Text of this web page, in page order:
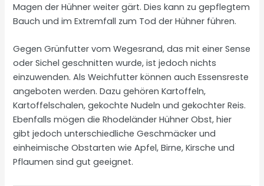
Magen der Hühner weiter gärt. Dies kann zu gepflegtem
Bauch und im Extremfall zum Tod der Hühner führen.
Gegen Grünfutter vom Wegesrand, das mit einer Sense
oder Sichel geschnitten wurde, ist jedoch nichts
einzuwenden. Als Weichfutter können auch Essensreste
angeboten werden. Dazu gehören Kartoffeln,
Kartoffelschalen, gekochte Nudeln und gekochter Reis.
Ebenfalls mögen die Rhodeländer Hühner Obst, hier
gibt jedoch unterschiedliche Geschmäcker und
einheimische Obstarten wie Apfel, Birne, Kirsche und
Pflaumen sind gut geeignet.